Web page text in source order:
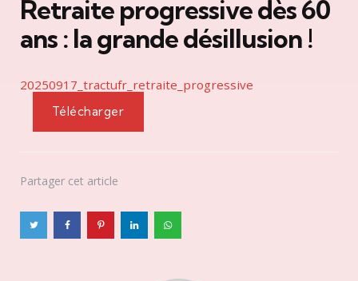
Retraite progressive dès 60
ans : la grande désillusion !
20250917_tractufr_retraite_progressive
Télécharger
Partager cet article